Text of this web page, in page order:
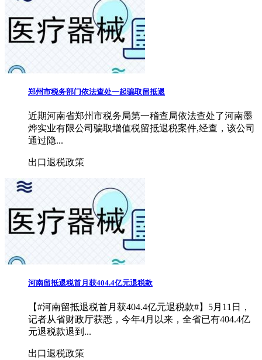
郑州市税务部门依法查处一起骗取留抵退
近期河南省郑州市税务局第一稽查局依法查处了河南墨
烨实业有限公司骗取增值税留抵退税案件,经查，该公司
通过隐...
出口退税政策
河南留抵退税首月获404.4亿元退税款
【#河南留抵退税首月获404.4亿元退税款#】5月11日，
记者从省财政厅获悉，今年4月以来，全省已有404.4亿
元退税款退到...
出口退税政策